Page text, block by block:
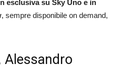
esclusiva su Sky Uno e in
, sempre disponibile on demand,
Alessandro